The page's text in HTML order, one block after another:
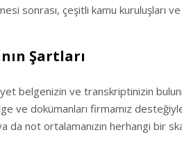
sonrası, çeşitli kamu kuruluşları
Şartları
belgenizin ve transkriptinizin
ve dokümanları firmamız
da not ortalamanızın herhangi bir